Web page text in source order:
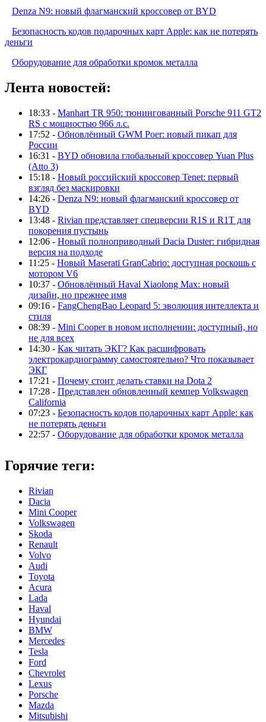
Denza N9: новый флагманский кроссовер от BYD
Безопасность кодов подарочных карт Apple: как не потерять
деньги
Оборудование для обработки кромок металла
Лента новостей:
18:33 - Manhart TR 950: тюнингованный Porsche 911 GT2
RS с мощностью 966 л.с.
17:52 - Обновлённый GWM Poer: новый пикап для
России
16:31 - BYD обновила глобальный кроссовер Yuan Plus
(Atto 3)
15:18 - Новый российский кроссовер Tenet: первый
взгляд без маскировки
14:26 - Denza N9: новый флагманский кроссовер от
BYD
13:48 - Rivian представляет спецверсии R1S и R1T для
покорения пустынь
12:06 - Новый полноприводный Dacia Duster: гибридная
версия на подходе
11:25 - Новый Maserati GranCabrio: доступная роскошь с
мотором V6
10:37 - Обновлённый Haval Xiaolong Max: новый
дизайн, но прежнее имя
09:16 - FangChengBao Leopard 5: эволюция интеллекта и
стиля
08:39 - Mini Cooper в новом исполнении: доступный, но
не для всех
14:30 - Как читать ЭКГ? Как расшифровать
электрокардиограмму самостоятельно? Что показывает
ЭКГ
17:21 - Почему стоит делать ставки на Dota 2
17:28 - Представлен обновленный кемпер Volkswagen
California
07:23 - Безопасность кодов подарочных карт Apple: как
не потерять деньги
22:57 - Оборудование для обработки кромок металла
Горячие теги:
Rivian
Dacia
Mini Cooper
Volkswagen
Skoda
Renault
Volvo
Audi
Toyota
Acura
Lada
Haval
Hyundai
BMW
Mercedes
Tesla
Ford
Chevrolet
Lexus
Porsche
Mazda
Mitsubishi